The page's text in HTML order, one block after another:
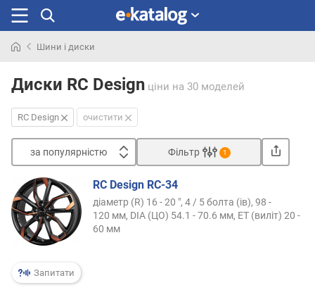
раніше
Шини і диски
Диски RC Design ціни на 30 моделей
RC Design очистити
за популярністю
з
а
п
о
у
л
Фільтр 1
Запитати
RC Design RC-34
діаметр (R) 16 - 20 ", 4 / 5 болта (ів), 98 -
120 мм, DIA (ЦО) 54.1 - 70.6 мм, ET (виліт) 20 -
60 мм